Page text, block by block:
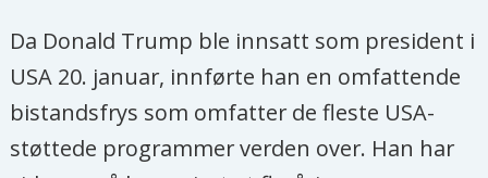
Da Donald Trump ble innsatt som president i
USA 20. januar, innførte han en omfattende
bistandsfrys som omfatter de fleste USA-
støttede programmer verden over. Han har